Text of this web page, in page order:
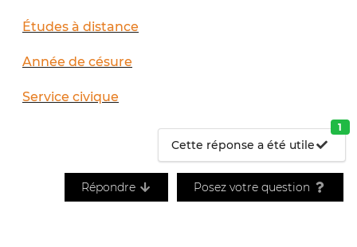
Études à distance
Année de césure
Service civique
Cette réponse a été utile
1
Répondre Posez votre question